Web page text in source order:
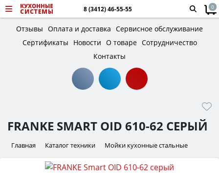
8 (3412) 46-55-55 0
Отзывы Оплата и доставка Сервисное обслуживание
Сертификаты
Новости О товаре Сотрудничество
Контакты
FRANKE SMART OID 610-62 СЕРЫЙ
Главная Каталог техники Мойки кухонные стальные